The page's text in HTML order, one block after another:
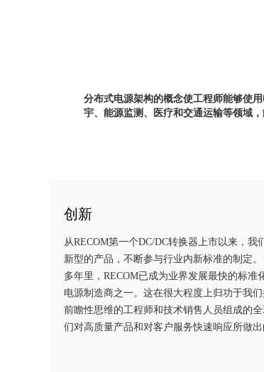
分布式电源架构的概念使工程师能够使
宇、能源监测、医疗和交通运输等领域
创新
从RECOM第一个DC/DC转换器上市以来，我
新型的产品，不断参与行业内新标准的制定
多年里，RECOM已成为业界发展最快的标准
电源制造商之一。这在很大程度上归功于我
前瞻性思维的工程师和技术销售人员组成的
们对高质量产品和对客户服务快速响应所做出